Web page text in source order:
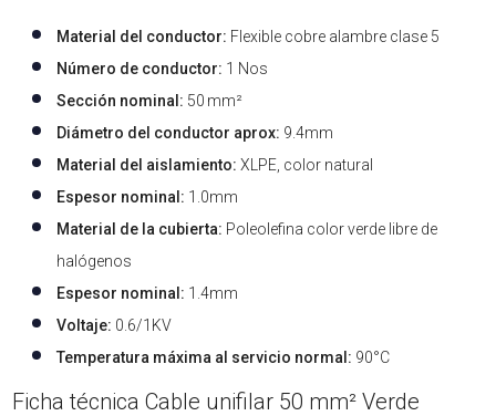
Material del conductor: Flexible cobre alambre clase 5
Número de conductor: 1 Nos
Sección nominal: 50 mm²
Diámetro del conductor aprox: 9.4mm
Material del aislamiento: XLPE, color natural
Espesor nominal: 1.0mm
Material de la cubierta: Poleolefina color verde libre de
halógenos
Espesor nominal: 1.4mm
Voltaje: 0.6/1KV
Temperatura máxima al servicio normal: 90°C
Ficha técnica Cable unifilar 50 mm² Verde